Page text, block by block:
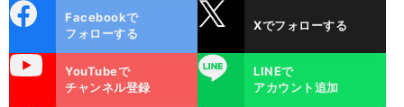
ok
Facebookで
フォローする
Xでフォローする
YouTubeで
チャンネル登録
LINE
LINEで
アカウント追加